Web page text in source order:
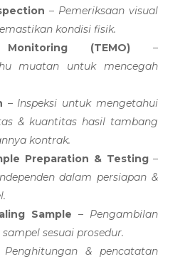
– Pemeriksaan visual
kondisi fisik.
(TEMO) –
muatan untuk mencegah
– Inspeksi untuk mengetahui
& kuantitas hasil tambang
kontrak.
Preparation & Testing–
dalam persiapan &
Sample – Pengambilan
sesuai prosedur.
Penghitungan & pencatatan